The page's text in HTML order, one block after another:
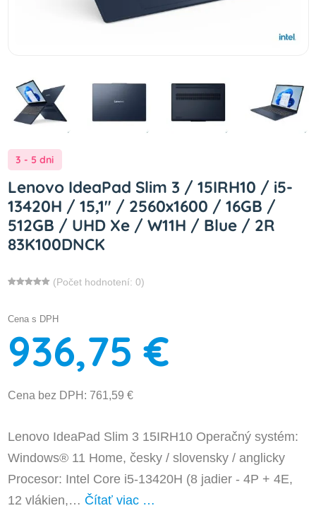
3 - 5 dni
Lenovo IdeaPad Slim 3 / 15IRH10 / i5-
13420H / 15,1" / 2560x1600 / 16GB /
512GB / UHD Xe / W11H / Blue / 2R
83K100DNCK
(Počet hodnotení: 0)
Cena s DPH
936,75 €
Cena bez DPH: 761,59 €
Lenovo IdeaPad Slim 3 15IRH10 Operačný systém:
Windows® 11 Home, česky / slovensky / anglicky
Procesor: Intel Core i5-13420H (8 jadier - 4P + 4E,
12 vlákien,… Čítať viac …